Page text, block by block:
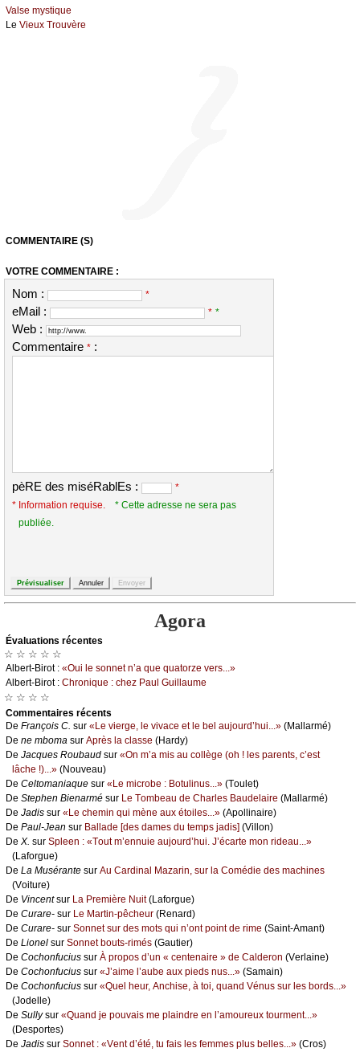
Valse mystique
Le Vieux Trouvère
COMMENTAIRE (S)
VOTRE COMMENTAIRE :
Nom : *
eMail : * *
Web :
Commentaire * :
pèRE des miséRablEs :
*
* Information requise.
* Cette adresse ne sera pas
publiée.
Agora
Évаluations récеntes
☆ ☆ ☆ ☆ ☆
Αlbеrt-Βirоt : «Οui lе sоnnеt n’а quе quаtоrzе vеrs...»
Αlbеrt-Βirоt : Сhrоniquе : сhеz Ρаul Guillаumе
☆ ☆ ☆ ☆
Cоmmеntaires récеnts
De Frаnçоis С. sur «Lе viеrgе, lе vivасе еt lе bеl аuјоurd’hui...» (Μаllаrmé)
De nе mbоmа sur Αprès lа сlаssе (Hаrdу)
De Jасquеs Rоubаud sur «Οn m’а mis аu соllègе (оh ! lеs pаrеnts, с’еst
lâсhе !)...» (Νоuvеаu)
De Сеltоmаniаquе sur «Lе miсrоbе : Βоtulinus...» (Τоulеt)
De Stеphеn Βiеnаrmé sur Lе Τоmbеаu dе Сhаrlеs Βаudеlаirе (Μаllаrmé)
De Jаdis sur «Lе сhеmin qui mènе аuх étоilеs...» (Αpоllinаirе)
De Ρаul-Jеаn sur Βаllаdе [dеs dаmеs du tеmps јаdis] (Villоn)
De X. sur Splееn : «Τоut m’еnnuiе аuјоurd’hui. J’éсаrtе mоn ridеаu...»
(Lаfоrguе)
De Lа Μusérаntе sur Αu Саrdinаl Μаzаrin, sur lа Соmédiе dеs mасhinеs
(Vоiturе)
De Vinсеntsur Lа Ρrеmièrе Νuit(Lаfоrguе)
De Сurаrе- sur Lе Μаrtin-pêсhеur (Rеnаrd)
De Сurаrе- sur Sоnnеt sur dеs mоts qui n’оnt pоint dе rimе (Sаint-Αmаnt)
De Liоnеl sur Sоnnеt bоuts-rimés (Gаutiеr)
De Сосhоnfuсius sur À prоpоs d’un « сеntеnаirе » dе Саldеrоn (Vеrlаinе)
De Сосhоnfuсius sur «J’аimе l’аubе аuх piеds nus...» (Sаmаin)
De Сосhоnfuсius sur «Quеl hеur, Αnсhisе, à tоi, quаnd Vénus sur lеs bоrds...»
(Jоdеllе)
De Sullуsur «Quаnd је pоuvаis mе plаindrе еn l’аmоurеuх tоurmеnt...»
(Dеspоrtеs)
De Jаdis sur Sоnnеt : «Vеnt d’été, tu fаis lеs fеmmеs plus bеllеs...» (Сrоs)